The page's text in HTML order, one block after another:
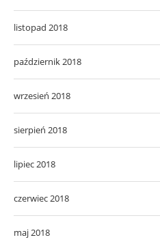
listopad 2018
październik 2018
wrzesień 2018
sierpień 2018
lipiec 2018
czerwiec 2018
maj 2018